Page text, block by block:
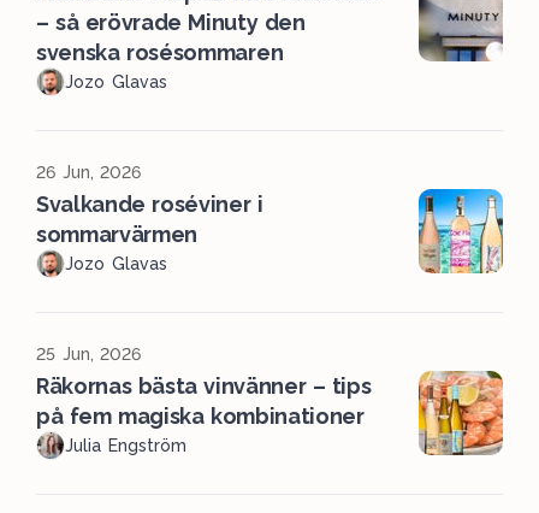
– så erövrade Minuty den
svenska rosésommaren
Jozo Glavas
26 Jun, 2026
Svalkande roséviner i
sommarvärmen
Jozo Glavas
25 Jun, 2026
Räkornas bästa vinvänner – tips
på fem magiska kombinationer
Julia Engström